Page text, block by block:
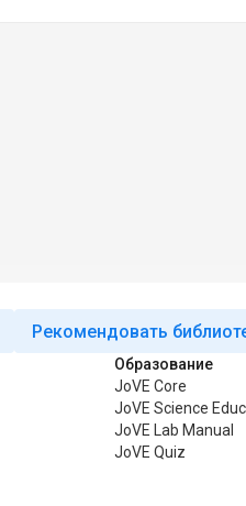
Рекомендовать
Образование
JoVE Core
JoVE Science
JoVE Lab Manual
JoVE Quiz